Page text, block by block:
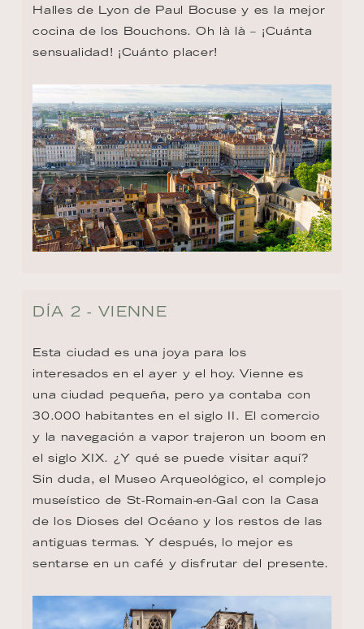
Halles de Lyon de Paul Bocuse y es la mejor
cocina de los Bouchons. Oh là là – ¡Cuánta
sensualidad! ¡Cuánto placer!
DÍA 2 - VIENNE
Esta ciudad es una joya para los
interesados en el ayer y el hoy. Vienne es
una ciudad pequeña, pero ya contaba con
30.000 habitantes en el siglo II. El comercio
y la navegación a vapor trajeron un boom en
el siglo XIX. ¿Y qué se puede visitar aquí?
Sin duda, el Museo Arqueológico, el complejo
museístico de St-Romain-en-Gal con la Casa
de los Dioses del Océano y los restos de las
antiguas termas. Y después, lo mejor es
sentarse en un café y disfrutar del presente.